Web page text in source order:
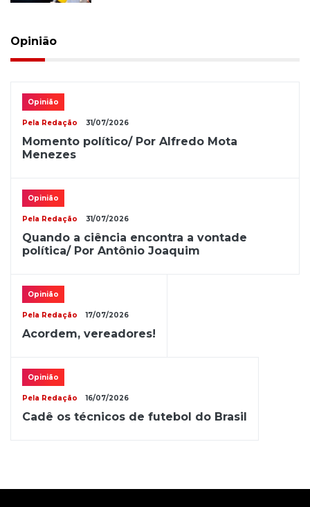
Opinião
Opinião
Pela Redação 31/07/2026
Momento político/ Por Alfredo Mota
Menezes
Opinião
Pela Redação 31/07/2026
Quando a ciência encontra a vontade
política/ Por Antônio Joaquim
Opinião
Pela Redação 17/07/2026
Acordem, vereadores!
Opinião
Pela Redação 16/07/2026
Cadê os técnicos de futebol do Brasil